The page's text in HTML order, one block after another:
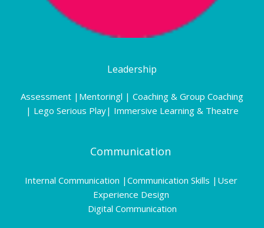
Leadership
Assessment |Mentoringl | Coaching & Group Coaching
| Lego Serious Play| Immersive Learning & Theatre
Communication
Internal Communication |Communication Skills |User
Experience Design
Digital Communication